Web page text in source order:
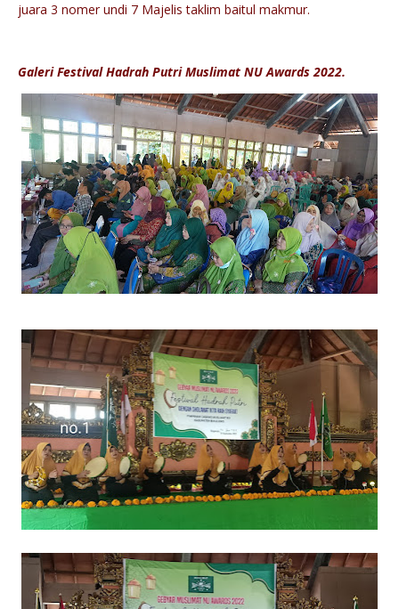
juara 3 nomer undi 7 Majelis taklim baitul makmur.
Galeri Festival Hadrah Putri Muslimat NU Awards 2022.